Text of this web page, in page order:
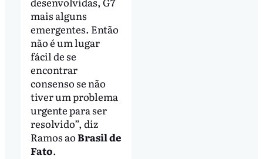
mais alguns
emergentes. Então
não é um lugar
fácil de se
encontrar
consenso se não
tiver um problema
urgente para ser
resolvido”, diz
Ramos aoBrasil de
Fato.